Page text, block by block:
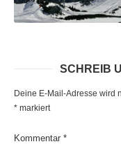
SCHREIB
Deine E-Mail-Adresse wird
* markiert
Kommentar *